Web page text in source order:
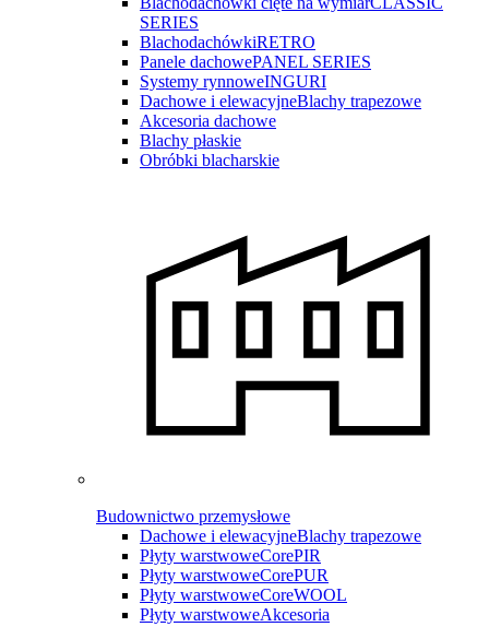
SERIES
BlachodachówkiRETRO
Panele dachowePANEL SERIES
Systemy rynnoweINGURI
Dachowe i elewacyjneBlachy trapezowe
Akcesoria dachowe
Blachy płaskie
Obróbki blacharskie
Budownictwo przemysłowe
Dachowe i elewacyjneBlachy trapezowe
Płyty warstwoweCorePIR
Płyty warstwoweCorePUR
Płyty warstwoweCoreWOOL
Płyty warstwoweAkcesoria